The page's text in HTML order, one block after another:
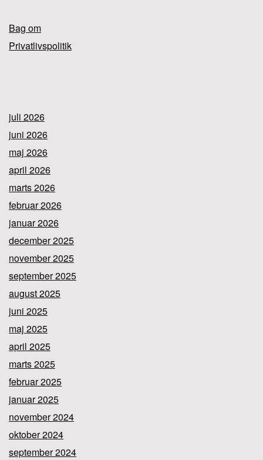
Bag om
Privatlivspolitik
juli 2026
juni 2026
maj 2026
april 2026
marts 2026
februar 2026
januar 2026
december 2025
november 2025
september 2025
august 2025
juni 2025
maj 2025
april 2025
marts 2025
februar 2025
januar 2025
november 2024
oktober 2024
september 2024